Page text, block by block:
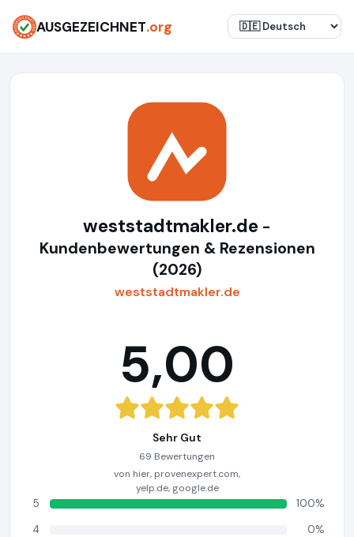
AUSGEZEICHNET.org
weststadtmakler.de -
Kundenbewertungen & Rezensionen
(2026)
weststadtmakler.de
5,00
Sehr Gut
69 Bewertungen
von hier, provenexpert.com,
yelp.de, google.de
5
100%
4
0%